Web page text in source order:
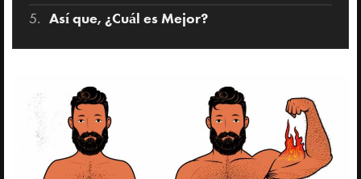
Así que, ¿Cuál es Mejor?